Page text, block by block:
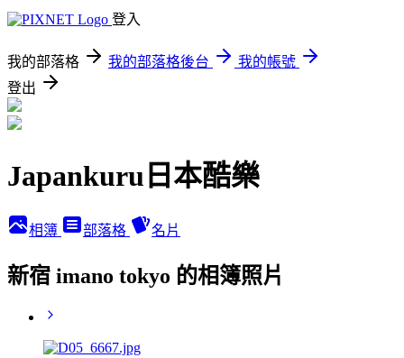
登入
我的部落格 我的部落格後台
我的帳號
登出
Japankuru日本酷樂
相簿 部落格 名片
新宿 imano tokyo 的相簿照片